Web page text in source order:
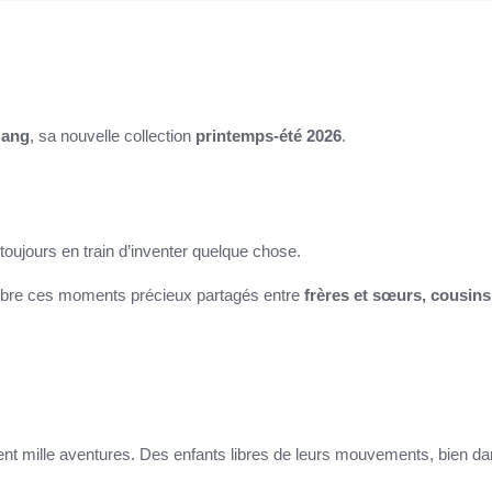
, sa nouvelle collection printemps-été 2026.
en train d’inventer quelque chose.
ces moments précieux partagés entre frères et sœurs,
mille aventures. Des enfants libres de leurs mouvements, bien